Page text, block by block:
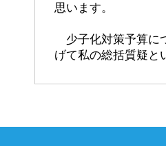
思います。
少子化対策予算に
げて私の総括質疑と